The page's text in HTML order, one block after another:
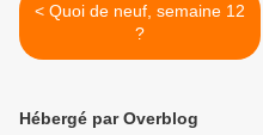
< Quoi de neuf, semaine 12
?
Hébergé par Overblog